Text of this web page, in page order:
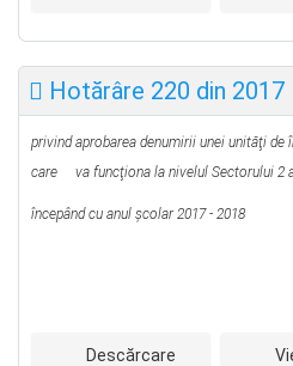
Hotărâre 220 din 2017
privind aprobarea denumirii unei unităţi
care va funcţiona la nivelul Sectorului 2
începând cu anul şcolar 2017 - 2018
Descărcare